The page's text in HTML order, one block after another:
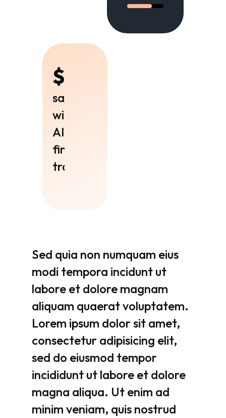
$50K
save
with
AI-powered
financial
transactions
Sed quia non numquam eius
modi tempora incidunt ut
labore et dolore magnam
aliquam quaeratvoluptatem.
Lorem ipsum dolorsit amet,
consectetur adipisicing elit,
sed do eiusmod tempor
incididunt ut labore et dolore
magna aliqua. Ut enim ad
minim veniam, quis nostrud